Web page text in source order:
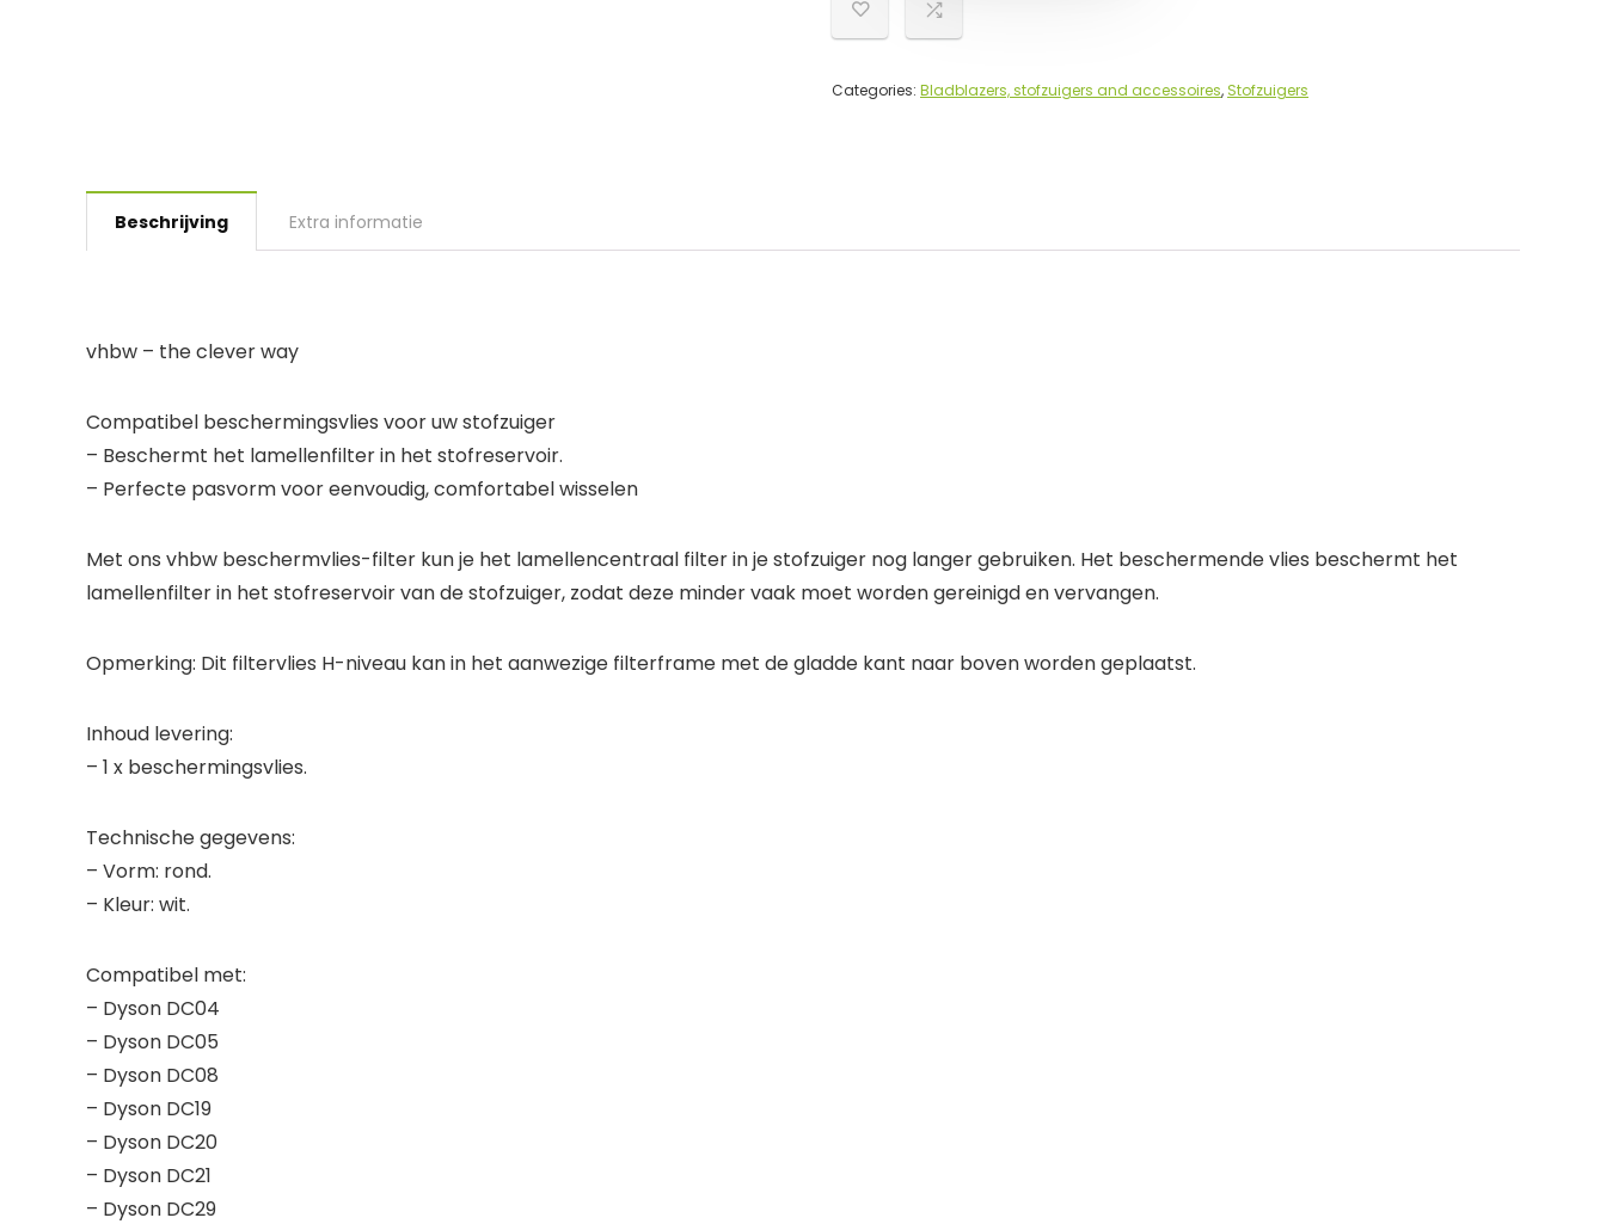
Categories: Bladblazers, stofzuigers and accessoires, Stofzuigers
Beschrijving Extra informatie
vhbw – the clever way
Compatibel beschermingsvlies voor uw stofzuiger
– Beschermt het lamellenfilter in het stofreservoir.
– Perfecte pasvorm voor eenvoudig, comfortabel wisselen
Met ons vhbw beschermvlies-filter kun je het lamellencentraal filter in je stofzuiger nog langer gebruiken. Het beschermende vlies beschermt het
lamellenfilter in het stofreservoir van de stofzuiger, zodat deze minder vaak moet worden gereinigd en vervangen.
Opmerking: Dit filtervlies H-niveau kan in het aanwezige filterframe met de gladde kant naar boven worden geplaatst.
Inhoud levering:
– 1 x beschermingsvlies.
Technische gegevens:
– Vorm: rond.
– Kleur: wit.
Compatibel met:
– Dyson DC04
– Dyson DC05
– Dyson DC08
– Dyson DC19
– Dyson DC20
– Dyson DC21
– Dyson DC29